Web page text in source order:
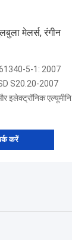
मेलर्स, रंगीन
5-1: 2007
S20.20-2007
एल्यूमीनियम + पालतू कपड़े
करें